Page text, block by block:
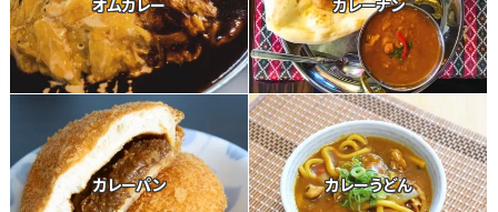
オムカレー カレーナン
カレーパン カレーうどん